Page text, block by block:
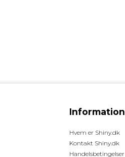
Information
Hvem er Shiny.dk
Kontakt Shiny.dk
Handelsbetingelser